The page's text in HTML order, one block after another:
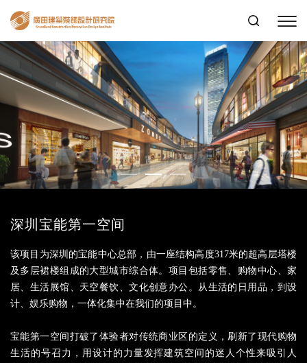
深圳宝能第一空间
该项目为深圳的宝能中心总部，由一座结构高度317米的超高层塔楼
及多层裙楼组成的大型城市综合体。项目包括零售、购物中心、家
居、生活展馆、天空餐饮、文化创意办公。从生活的日用品，到设
计、娱乐购物，一体化集中在我们的项目中。
宝能第一空间打破了体验者对传统商业区的定义，刷新了现代购物
生活的号召力，用设计的力量发挥建筑空间的迷人个性来吸引人